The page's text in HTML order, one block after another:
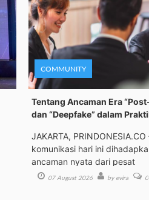
COMMUNITY
Tentang Ancaman Era
dan “Deepfake” dalam
JAKARTA,
komunikasi hari ini
ancaman nyata dari pesat
07 August 2026 by evira 0